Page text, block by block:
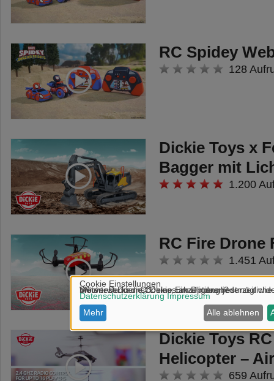
RC Spidey
128
Dickie Toys x
Bagger mit
1.200
RC Fire Drone
1.451
Dickie Toys
Helicopter –
659